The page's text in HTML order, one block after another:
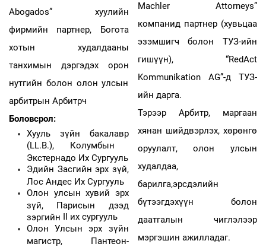
Abogados” хуулийн
фирмийн партнер, Богота
хотын худалдааны
танхимын дэргэдэх орон
нутгийн болон олон улсын
арбитрын Арбитрч
Боловсрол:
Хууль зүйн бакалавр
(LL.B.), Колумбын
Экстернадо Их Сургууль
Эдийн Засгийн эрх зүй,
Лос Андес Их Сургууль
Олон улсын хувий эрх
зүй, Парисын дээд
зэргийн II их сургууль
Олон Улсын эрх зүйн
магистр, Пантеон-
Machler Attorneys”
компанид партнер(хувьцаа
эзэмшигч болон ТУЗ-ийн
гишүүн), “RedAct
Kommunikation AG”-д ТУЗ-
ийн дарга.
Тэрээр Арбитр, маргаан
хянан шийдвэрлэх, хөрөнгө
оруулалт, олон улсын
худалдаа,
барилга,эрсдэлийн
бүтээгдэхүүн болон
даатгалын чиглэлээр
мэргэшин ажилладаг.